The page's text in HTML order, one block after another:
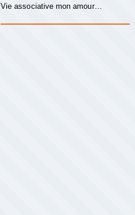
Vie associative mon amour…